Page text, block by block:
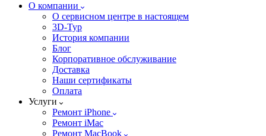
О компании
О сервисном центре в настоящем
3D-Тур
История компании
Блог
Корпоративное обслуживание
Доставка
Наши сертификаты
Оплата
Услуги
Ремонт iPhone
Ремонт iMac
Ремонт MacBook